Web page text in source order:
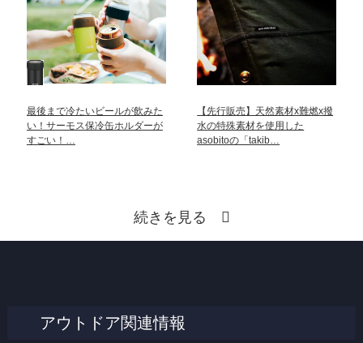
最後まで冷たいビールが飲みた
い！サーモス保冷缶ホルダーが
すごい！…
【先行販売】天然素材x難燃x撥
水の特殊素材を使用した
asobitoの「takib…
続きを見る
アウトドア関連情報